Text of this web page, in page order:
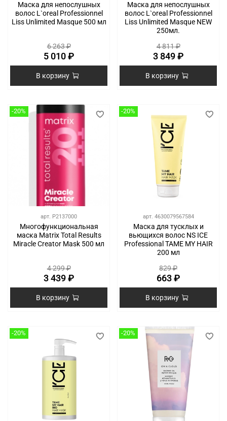
Маска для непослушных
волос L`oreal Professionnel
Liss Unlimited Masque 500 мл
6 263 ₽
5 010 ₽
В корзину
Маска для непослушных
волос L`oreal Professionnel
Liss Unlimited Masque NEW
250мл.
4 811 ₽
3 849 ₽
В корзину
-20%
арт. P2137000
Многофункциональная
маска Matrix Total Results
Miracle Creator Mask 500 мл
4 299 ₽
3 439 ₽
В корзину
-20%
арт. 4630079567584
Маска для тусклых и
вьющихся волос NS ICE
Professional TAME MY HAIR
200 мл
829 ₽
663 ₽
В корзину
-20% -20%